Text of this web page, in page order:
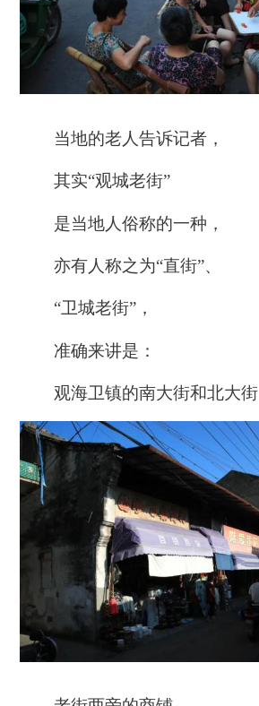
当地的老人告诉记者，
其实“观城老街”
是当地人俗称的一种，
亦有人称之为“直街”、
“卫城老街”，
准确来讲是：
观海卫镇的南大街和北大街